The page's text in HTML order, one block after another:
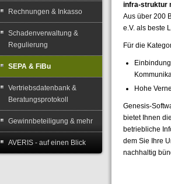
infra-struktur
Aus über 200
e.V. als beste
Für die
Hohe
Genesis-
bietet Ihnen
betriebliche
dem Sie Ihre
nachhaltig
Rechnungen & Inkasso
Schadenverwaltung &
Regulierung
SEPA & FiBu
Vertriebsdatenbank &
Beratungsprotokoll
Gewinnbeteiligung & mehr
AVERIS - auf einen Blick